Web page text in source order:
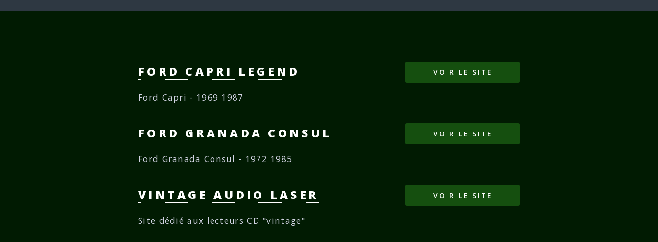
FORD CAPRI LEGEND
Ford Capri - 1969 1987
VOIR LE SITE
FORD GRANADA CONSUL
Ford Granada Consul - 1972 1985
VOIR LE SITE
VINTAGE AUDIO LASER
Site dédié aux lecteurs CD "vintage"
VOIR LE SITE